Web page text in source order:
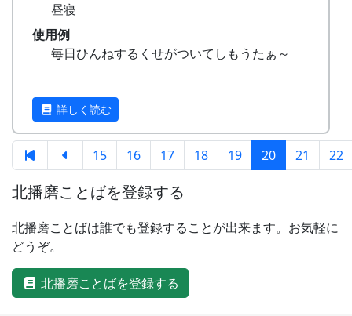
昼寝
使用例
毎日ひんねするくせがついてしもうたぁ～
詳しく読む
15 16 17 18 19 20 21 22
北播磨ことばを登録する
北播磨ことばは誰でも登録することが出来ます。お気軽に
どうぞ。
北播磨ことばを登録する